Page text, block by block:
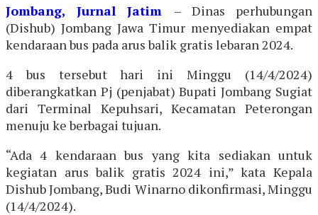
Jombang, Jurnal Jatim
– Dinas perhubungan
(Dishub) Jombang Jawa Timur menyediakan empat
kendaraan bus pada arus balik gratis lebaran 2024.
4 bus tersebut hari ini Minggu (14/4/2024)
diberangkatkan Pj (penjabat) Bupati Jombang Sugiat
dari Terminal Kepuhsari, Kecamatan Peterongan
menuju ke berbagai tujuan.
“Ada 4 kendaraan bus yang kita sediakan untuk
kegiatan arus balik gratis 2024 ini,” kata Kepala
Dishub Jombang, Budi Winarno dikonfirmasi, Minggu
(14/4/2024).